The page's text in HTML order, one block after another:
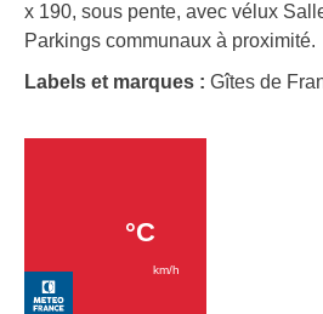
x 190, sous pente, avec vélux
Parkings communaux à proximité.
Labels et marques : Gîtes de